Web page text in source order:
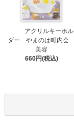
アクリルキーホル
ダー やまのは町内会
美容
660円(税込)